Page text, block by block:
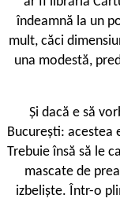
îndeamnă la un
mult, căci
una modestă,
Și dacă e să
București: acestea
Trebuie însă să le
mascate de
izbeliște. Într-o